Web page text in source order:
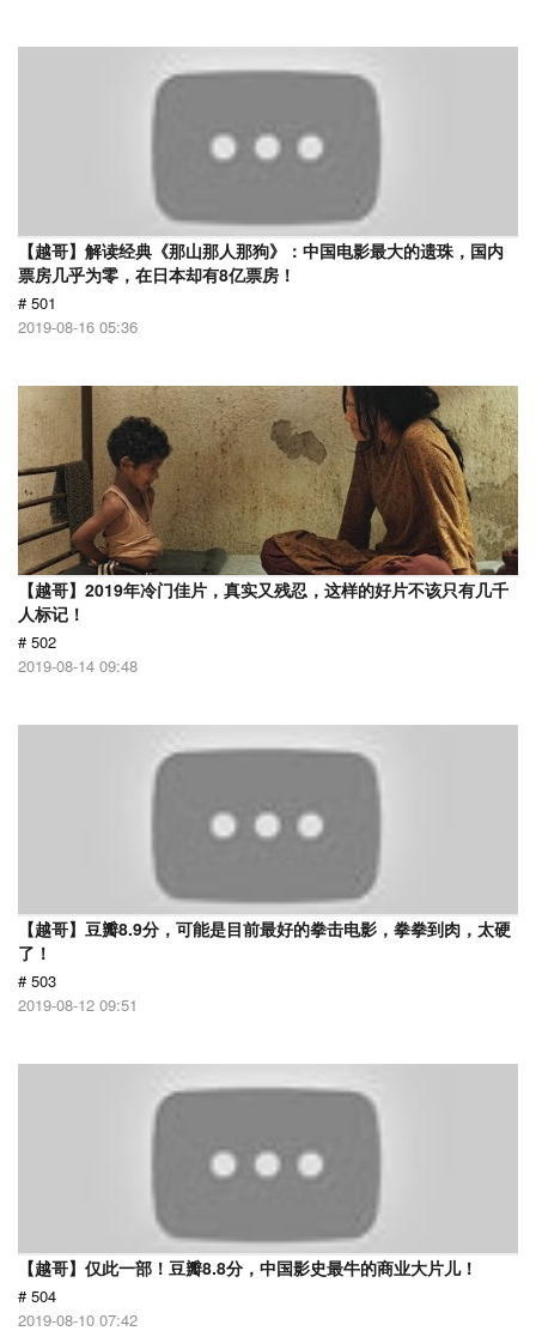
【越哥】解读经典《那山那人那狗》：中国电影最大的遗珠，国内
票房几乎为零，在日本却有8亿票房！
# 501
2019-08-16 05:36
【越哥】2019年冷门佳片，真实又残忍，这样的好片不该只有几千
人标记！
# 502
2019-08-14 09:48
【越哥】豆瓣8.9分，可能是目前最好的拳击电影，拳拳到肉，太硬
了！
# 503
2019-08-12 09:51
【越哥】仅此一部！豆瓣8.8分，中国影史最牛的商业大片儿！
# 504
2019-08-10 07:42